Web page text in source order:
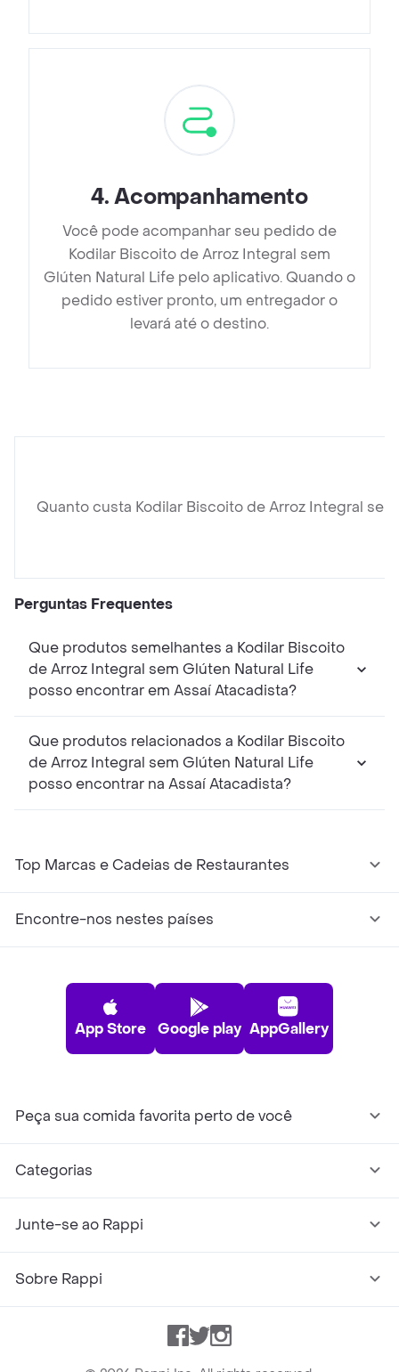
4.Acompanhamento
Você pode acompanhar seu pedido de
Kodilar Biscoito de Arroz Integral sem
Glúten Natural Life pelo aplicativo. Quando o
pedido estiver pronto, um entregador o
levará até o destino.
Quanto custa Kodilar Biscoito de Arroz Integral
Perguntas Frequentes
Que produtos semelhantes a Kodilar Biscoito
de Arroz Integral sem Glúten Natural Life
posso encontrar em Assaí Atacadista?
Que produtos relacionados a Kodilar Biscoito
de Arroz Integral sem Glúten Natural Life
posso encontrar na Assaí Atacadista?
Top Marcas e Cadeias de Restaurantes
Encontre-nos nestes países
App Store Google play AppGallery
Peça sua comida favorita perto de você
Categorias
Junte-se ao Rappi
Sobre Rappi
Facebook
TwitterInstagram